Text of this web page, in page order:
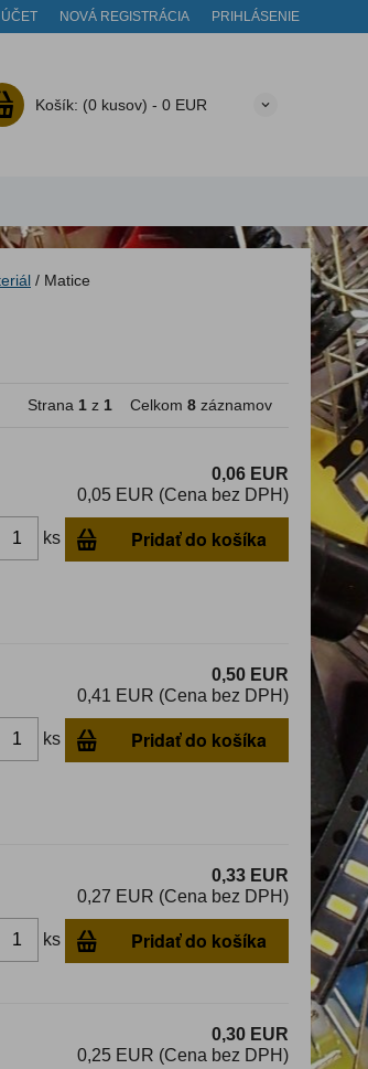
ÚČET NOVÁ REGISTRÁCIA PRIHLÁSENIE
Košík: (0 kusov) - 0 EUR
/ Matice
Strana 1 z 1 Celkom 8 záznamov
0,06 EUR
0,05 EUR (Cena bez DPH)
ks Pridať do košíka
0,50 EUR
0,41 EUR (Cena bez DPH)
ks Pridať do košíka
0,33 EUR
0,27 EUR (Cena bez DPH)
ks Pridať do košíka
0,30 EUR
0,25 EUR (Cena bez DPH)